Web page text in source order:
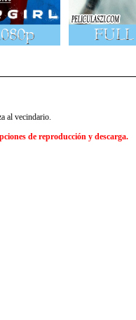
al vecindario.
de reproducción y descarga.